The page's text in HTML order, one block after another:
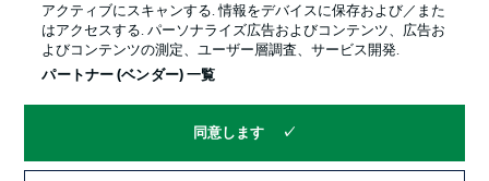
© 2026 Bundesliga-Gruppe GmbH
言語をお選びください
アクティブにスキャンする. 情報をデバイスに保存および／また
はアクセスする. パーソナライズ広告およびコンテンツ、広告お
よびコンテンツの測定、ユーザー層調査、サービス開発.
パートナー (ベンダー) 一覧
同意します